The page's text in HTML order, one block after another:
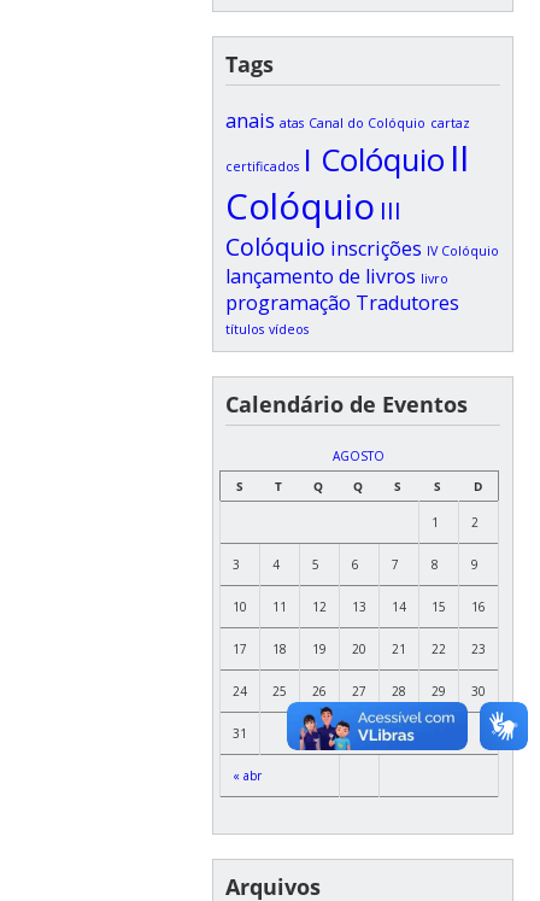
Tags
anais atas Canal do Colóquio cartaz
certificados I Colóquio II
Colóquio III
Colóquio inscrições IV Colóquio
lançamento de livros livro
programação Tradutores
títulos vídeos
Calendário de Eventos
AGOSTO
S
T Q Q S S D
« abr
1 2
3 4 5 6 7 8 9
10 11 12 13 14 15 16
17 18 19 20 21 22 23
24 25 26 27 28 29 30
31
Arquivos